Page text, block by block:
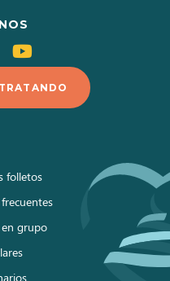
Siganos
en
Youtube
folletos
en grupo